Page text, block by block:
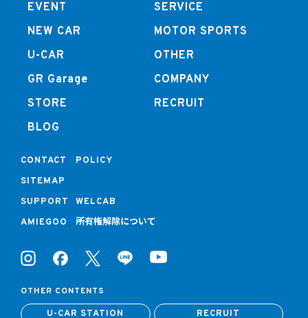
EVENT
NEW CAR
U-CAR
GR Garage
STORE
BLOG
SERVICE
MOTOR SPORTS
OTHER
COMPANY
RECRUIT
CONTACT
POLICY
SITEMAP
SUPPORT
WELCAB
AMIEGOO
所有権解除について
OTHER CONTENTS
U-CAR STATION RECRUIT